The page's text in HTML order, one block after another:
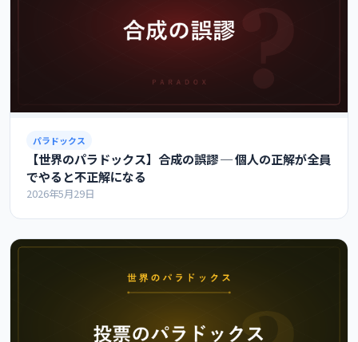
パラドックス
【世界のパラドックス】合成の誤謬 ─ 個人の正解が全員
でやると不正解になる
2026年5月29日